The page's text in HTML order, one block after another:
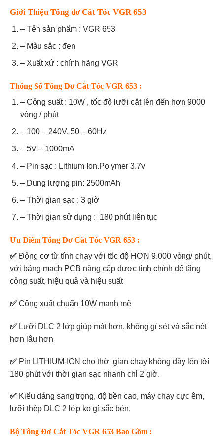
Giới Thiệu Tông đơ Cắt Tóc VGR 653
– Tên sản phẩm : VGR 653
– Màu sắc : đen
– Xuất xứ : chính hãng VGR
Thông Số Tông Đơ Cắt Tóc VGR 653 :
– Công suất : 10W , tốc độ lưỡi cắt lên đến hơn 9000
vòng / phút
– 100 – 240V, 50 – 60Hz
– 5V – 1000mA
– Pin sạc : Lithium Ion.Polymer 3.7v
– Dung lượng pin: 2500mAh
– Thời gian sạc : 3 giờ
– Thời gian sử dụng : 180 phút liên tục
Ưu Điểm Tông Đơ Cắt Tóc VGR 653 :
✅ Động cơ từ tính chạy với tốc độ HƠN 9.000 vòng/ phút,
với bảng mạch PCB nâng cấp được tinh chỉnh để tăng
công suất, hiệu quả và hiệu suất
✅ Công xuất chuẩn 10W mạnh mẽ
✅ Lưỡi DLC 2 lớp giúp mát hơn, không gỉ sét và sắc nét
hơn lâu hơn
✅ Pin LITHIUM-ION cho thời gian chạy không dây lên tới
180 phút với thời gian sạc nhanh chỉ 2 giờ.
✅ Kiểu dáng sang trọng, độ bền cao, máy chạy cực êm,
lưỡi thép DLC 2 lớp ko gỉ sắc bén.
Bộ Tông Đơ Cắt Tóc VGR 653 Bao Gồm :